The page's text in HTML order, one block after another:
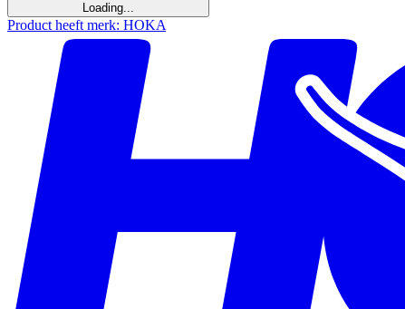
Loading...
Product heeft merk: HOKA